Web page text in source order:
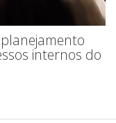
internos do